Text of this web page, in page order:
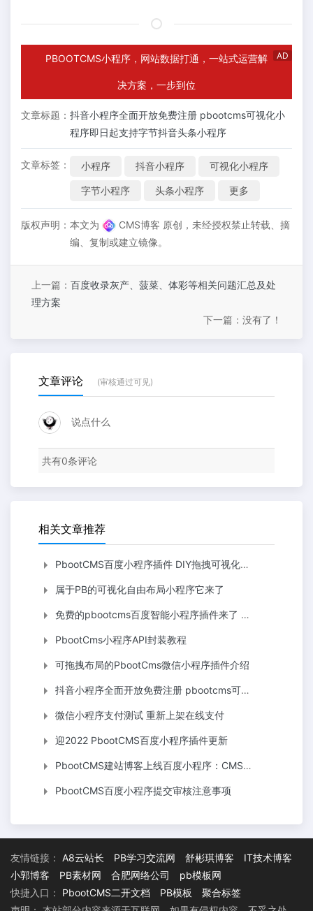
AD
PBOOTCMS小程序，网站数据打通，一站式运营解
决方案，一步到位
文章标题： 抖音小程序全面开放免费注册 pbootcms可视化小
程序即日起支持字节抖音头条小程序
文章标签： 小程序 抖音小程序 可视化小程序
字节小程序 头条小程序 更多
版权声明： 本文为
CMS博客 原创，未经授权禁止转载、摘
编、复制或建立镜像。
上一篇： 百度收录灰产、菠菜、体彩等相关问题汇总及处
理方案
下一篇：没有了！
文章评论 (审核通过可见)
说点什么
共有0条评论
相关文章推荐
PbootCMS百度小程序插件 DIY拖拽可视化布局 多端合一 一步到位
属于PB的可视化自由布局小程序它来了
免费的pbootcms百度智能小程序插件来了 自助搭建百度小程序
PbootCms小程序API封装教程
可拖拽布局的PbootCms微信小程序插件介绍
抖音小程序全面开放免费注册 pbootcms可视化小程序即日起支持字节抖音头条小程序
微信小程序支付测试 重新上架在线支付
迎2022 PbootCMS百度小程序插件更新
PbootCMS建站博客上线百度小程序：CMS模板网
PbootCMS百度小程序提交审核注意事项
友情链接： A8云站长 PB学习交流网 舒彬琪博客
IT技术博客
小郭博客
PB素材网 合肥网络公司
pb模板网
快捷入口：
PbootCMS二开文档 PB模板
聚合标签